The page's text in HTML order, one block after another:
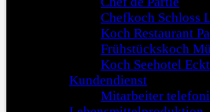
Chefkoch Schloss
Koch Restaurant
Frühstückskoch
Koch Seehotel
Kundendienst
Mitarbeiter